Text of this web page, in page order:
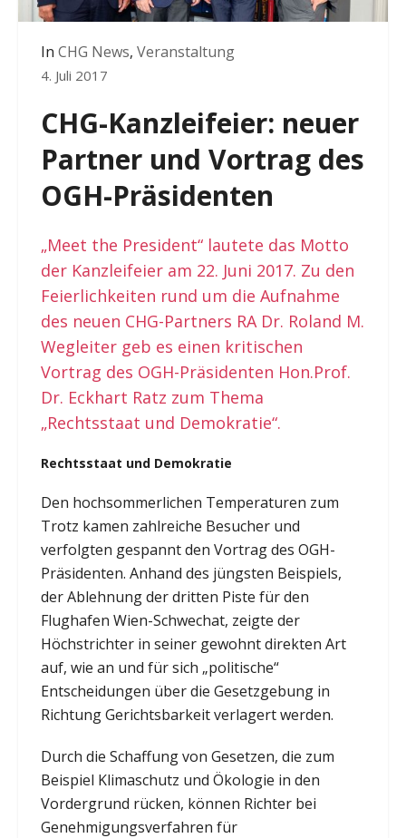
In CHG News, Veranstaltung
4. Juli 2017
CHG-Kanzleifeier: neuer
Partner und Vortrag des
OGH-Präsidenten
„Meet the President“ lautete das Motto
der Kanzleifeier am 22. Juni 2017. Zu den
Feierlichkeiten rund um die Aufnahme
des neuen CHG-Partners RA Dr. Roland M.
Wegleiter geb es einen kritischen
Vortrag des OGH-Präsidenten Hon.Prof.
Dr. Eckhart Ratz zum Thema
„Rechtsstaat und Demokratie“.
Rechtsstaat und Demokratie
Den hochsommerlichen Temperaturen zum
Trotz kamen zahlreiche Besucher und
verfolgten gespannt den Vortrag des OGH-
Präsidenten. Anhand des jüngsten Beispiels,
der Ablehnung der dritten Piste für den
Flughafen Wien-Schwechat, zeigte der
Höchstrichter in seiner gewohnt direkten Art
auf, wie an und für sich „politische“
Entscheidungen über die Gesetzgebung in
Richtung Gerichtsbarkeit verlagert werden.
Durch die Schaffung von Gesetzen, die zum
Beispiel Klimaschutz und Ökologie in den
Vordergrund rücken, können Richter bei
Genehmigungsverfahren für